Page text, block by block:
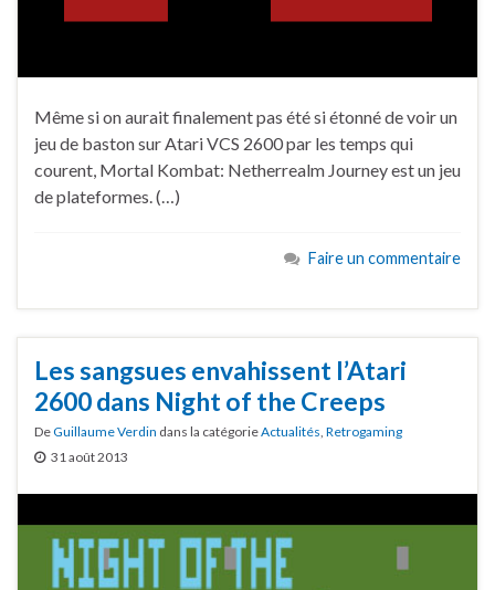
Même si on aurait finalement pas été si étonné de voir un
jeu de baston sur Atari VCS 2600 par les temps qui
courent, Mortal Kombat: Netherrealm Journey est un jeu
de plateformes. (…)
Faire un commentaire
Les sangsues envahissent l’Atari
2600 dans Night of the Creeps
DeGuillaume Verdin dans la catégorieActualités Retrogaming
31 août 2013